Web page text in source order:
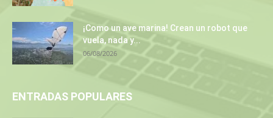
¡Como un ave marina! Crean un robot que
vuela, nada y...
06/08/2026
ENTRADAS POPULARES